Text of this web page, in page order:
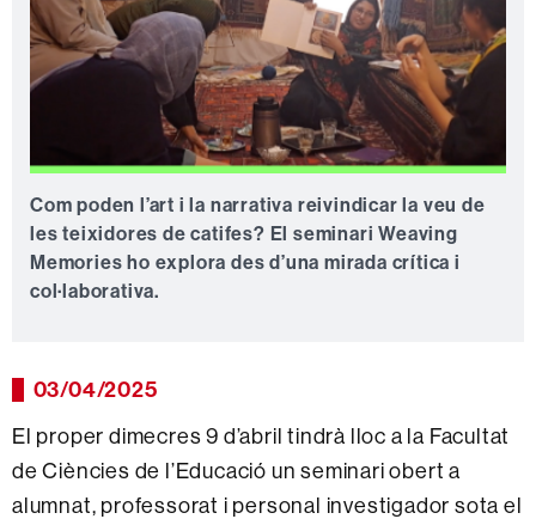
Com poden l’art i la narrativa reivindicar la veu de
les teixidores de catifes? El seminari Weaving
Memories ho explora des d’una mirada crítica i
col·laborativa.
03/04/2025
El proper dimecres 9 d’abril tindrà lloc a la Facultat
de Ciències de l’Educació un seminari obert a
alumnat, professorat i personal investigador sota el